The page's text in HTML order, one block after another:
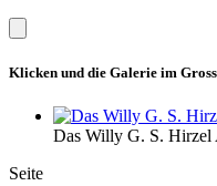
Klicken und die Galerie im
Das Willy G. S. Hirzel
Seite